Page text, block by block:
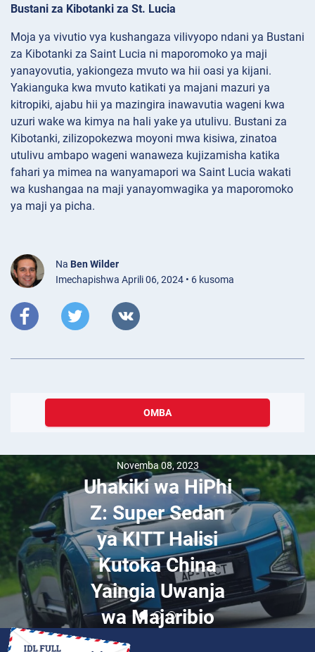
Bustani za Kibotanki za St. Lucia
Moja ya vivutio vya kushangaza vilivyopo ndani ya Bustani
za Kibotanki za Saint Lucia ni maporomoko ya maji
yanayovutia, yakiongeza mvuto wa hii oasi ya kijani.
Yakianguka kwa mvuto katikati ya majani mazuri ya
kitropiki, ajabu hii ya mazingira inawavutia wageni kwa
uzuri wake wa kimya na hali yake ya utulivu. Bustani za
Kibotanki, zilizopokezwa moyoni mwa kisiwa, zinatoa
utulivu ambapo wageni wanaweza kujizamisha katika
fahari ya mimea na wanyamapori wa Saint Lucia wakati
wa kushangaa na maji yanayomwagika ya maporomoko
ya maji ya picha.
Na Ben Wilder
Imechapishwa Aprili 06, 2024 • 6 kusoma
OMBA
Novemba 08, 2023
Uhakiki wa HiPhi
Z: Super Sedan
ya KITT Halisi
Kutoka China
Yaingia Uwanja
wa Majaribio